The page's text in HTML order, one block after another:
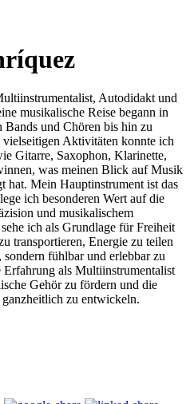
Autodidakt und
musikalische Reise begann in
und Chören bis hin zu
Aktivitäten konnte ich
Gitarre, Saxophon, Klarinette,
was meinen Blick auf Musik
hat. Mein Hauptinstrument ist das
ich besonderen Wert auf die
und musikalischem
ich als Grundlage für Freiheit
transportieren, Energie zu teilen
fühlbar und erlebbar zu
als Multiinstrumentalist
Gehör zu fördern und die
zu entwickeln.